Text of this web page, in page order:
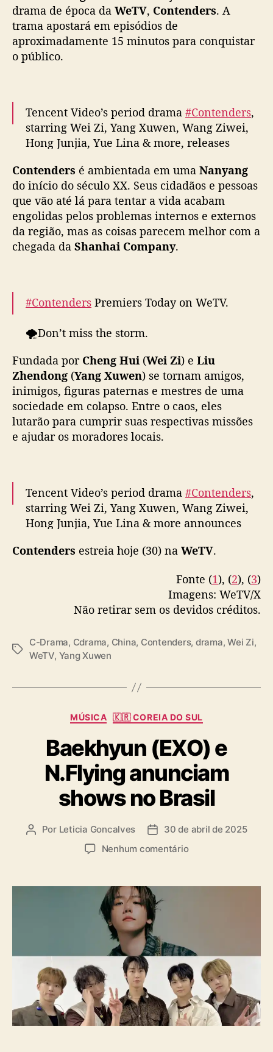
m
i
a
n
g
u
w
n
,
a
a
r
b
l
e
m
c
i
i
e
p
i
s
d
c
r
o
s
drama de época da WeTV, Contenders. A
trama apostará em episódios de
aproximadamente 15 minutos para conquistar
o público.
Tencent Video’s period drama #Contenders,
starring Wei Zi, Yang Xuwen, Wang Ziwei,
Hong Junjia, Yue Lina & more, releases
and Tencent Video#狮城山海
pic.twitter.com/ysK86wNw2d
— cdrama tweets (@dramapotatoe)April 30,
2025
Contenders é ambientada em uma Nanyang
do início do século XX. Seus cidadãos e pessoas
que vão até lá para tentar a vida acabam
engolidas pelos problemas internos e externos
da região, mas as coisas parecem melhor com a
chegada da Shanhai Company.
#Contenders Premiers Today on WeTV.
🌪️Don’t miss the storm.
Gang？
✨Starring#WeiZi #YangXuwen #WangZiwei
#HongJunjia #YueLina #ZhaoHengxuan
#GuJing #WuQihua #狮城山海 #巍子 #杨旭文
王梓薇 #洪浚嘉 #岳丽娜 #赵恒煊
2025
Fundada por Cheng Hui (Wei Zi) e Liu
Zhendong (Yang Xuwen) se tornam amigos,
inimigos, figuras paternas e mestres de uma
sociedade em colapso. Entre o caos, eles
lutarão para cumprir suas respectivas missões
e ajudar os moradores locais.
Tencent Video’s period drama #Contenders,
starring Wei Zi, Yang Xuwen, Wang Ziwei,
Hong Junjia, Yue Lina & more announces
pic.twitter.com/ho3n8Vd9Wr
— cdrama tweets (@dramapotatoe)April 25,
Contenders estreia hoje (30) na WeTV.
Fonte (1), (2), (3)
Imagens: WeTV/X
Não retirar sem os devidos créditos.
T
s
C-Drama, Cdrama, China, Contenders, drama,Wei Zi,
WeTV, Yang Xuwen
C
t
e
g
o
r
MÚSICA 🇰🇷 COREIA DO SUL
Baekhyun (EXO) e
N.Flying anunciam
shows no Brasil
A
r
Por Leticia Goncalves
D
d
e
p
u
b
l
ç
ã
30 de abril de 2025
Nenhum comentárioe
a
u
n
(
E
X
O